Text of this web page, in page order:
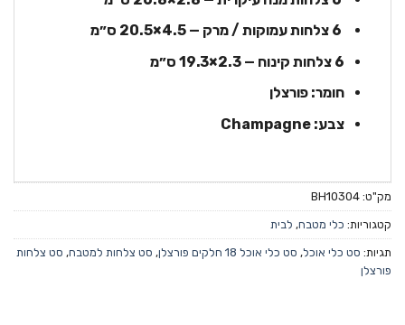
‎6 צלחות קינוח — ‎19.3×2.3 ס״מ
חומר: פורצלן
צבע: Champagne
מק"ט: BH10304
קטגוריות: כלי מטבח, לבית
תגיות: סט כלי אוכל, סט כלי אוכל 18 חלקים פורצלן , סט צלחות למטבח, סט צלחות
פורצלן